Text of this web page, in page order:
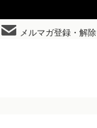
メルマガ登録・解除